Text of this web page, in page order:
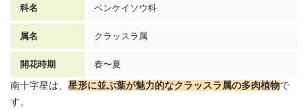
科名 ベンケイソウ科
属名 クラッスラ 属
開花時期 春〜夏
南十字星は、 星形に並ぶ葉が魅力的なクラッスラ属の多肉植物で
す。